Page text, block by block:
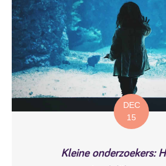
DEC
15
Kleine onderzoekers: